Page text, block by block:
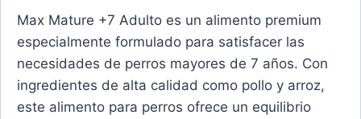
Max Mature +7 Adulto es un alimento premium
especialmente formulado para satisfacer las
necesidades de perros mayores de 7 años. Con
ingredientes de alta calidad como pollo y arroz,
este alimento para perros ofrece un equilibrio